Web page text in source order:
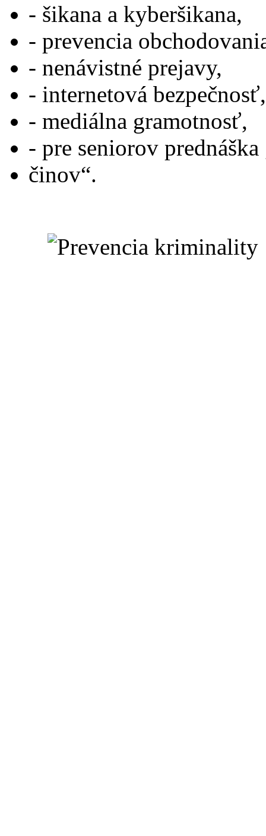
- šikana a kyberšikana,
- prevencia
- nenávistné prejavy,
- internetová bezpečnosť,
- mediálna gramotnosť,
- pre seniorov
činov“.